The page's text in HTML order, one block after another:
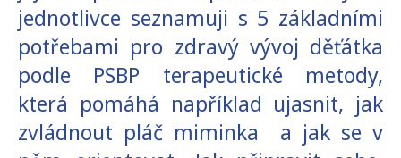
jednotlivce seznamuji s 5 základními
potřebami pro zdravý vývoj děťátka
podle PSBP terapeutické metody,
která pomáhá například ujasnit, jak
zvládnout pláč miminka a jak se v